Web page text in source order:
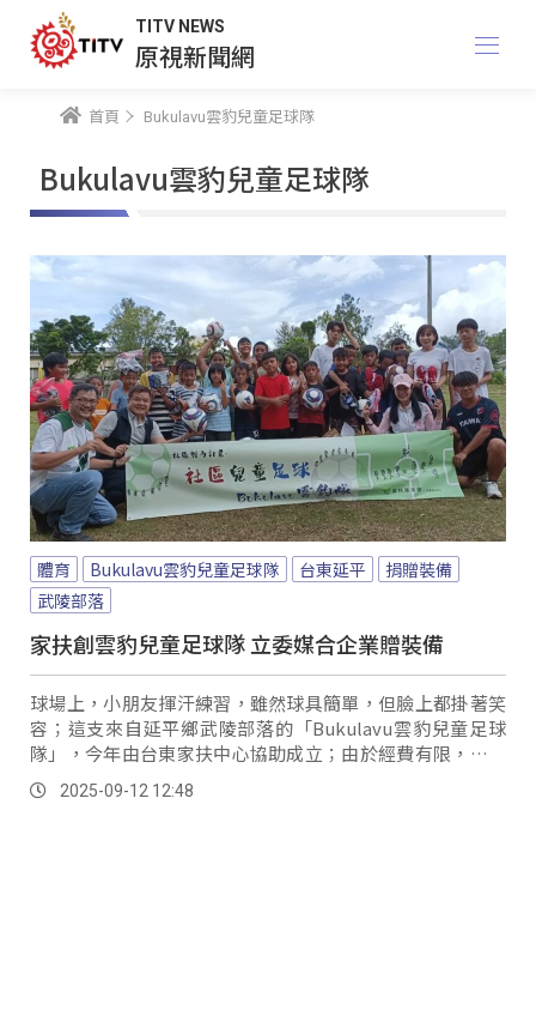
TITV NEWS
原視新聞網
首頁 Bukulavu雲豹兒童足球隊
Bukulavu雲豹兒童足球隊
體育 Bukulavu雲豹兒童足球隊 台東延平
捐贈裝備
武陵部落
家扶創雲豹兒童足球隊 立委媒合企業贈裝備
球場上，小朋友揮汗練習，雖然球具簡單，但臉上都掛著笑
容；這支來自延平鄉武陵部落的「Bukulavu雲豹兒童足球
隊」，今年由台東家扶中心協助成立；由於經費有限，立委
陳瑩、莊瑞雄媒合企業家林志誠送愛，特別贈送球隊共40雙
球鞋、40顆足球及球衣等，讓孩子更安心地享受踢球樂趣。
2025-09-12 12:48